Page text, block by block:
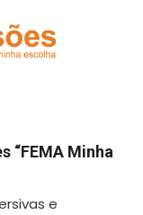
“FEMA Minha
e